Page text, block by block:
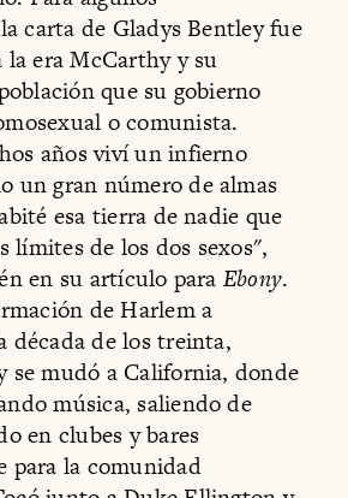
carta de Gladys Bentley fue
la era McCarthy y su
que su gobierno
o comunista.
años viví un infierno
un gran número de almas
esa tierra de nadie que
límites de los dos sexos",
en su artículo para Ebony.
de Harlem a
década de los treinta,
se mudó a California, donde
música, saliendo de
en clubes y bares
para la comunidad